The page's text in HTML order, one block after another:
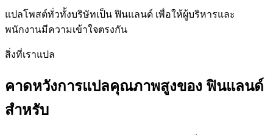
แปลโพสต์ทั่วทั้งบริษัทเป็น ฟินแลนด์ เพื่อให้ผู้บริหารและ
พนักงานมีความเข้าใจตรงกัน
สิ่งที่เราแปล
คาดหวังการแปลคุณภาพสูงของ ฟินแลนด์
สำหรับ